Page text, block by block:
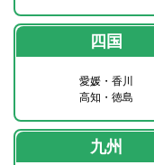
四国
愛媛・香川
高知・徳島
九州